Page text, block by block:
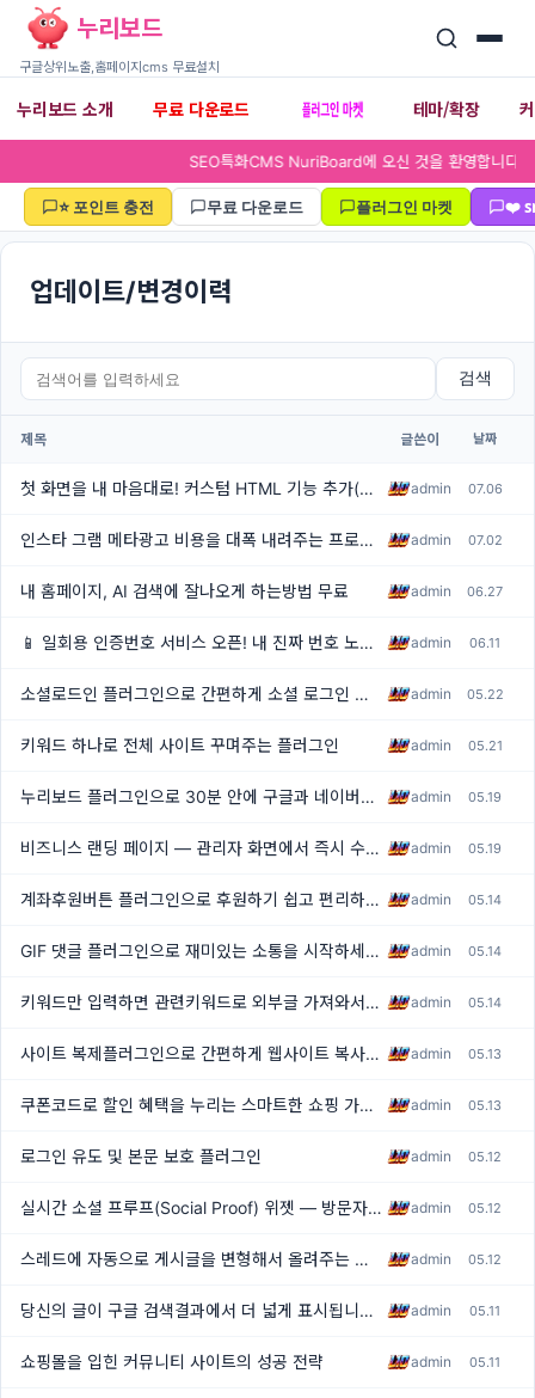
누리보드
구글상위노출,홈페이지cms 무료설치
누리보드 소개 무료 다운로드 플러그인 마켓 테마/확장
SEO특화CMS NuriBoard
⭐ 포인트 충전 무료 다운로드 플러그인 마켓 ❤️
업데이트/변경이력
검색
제목 글쓴이 날짜
첫 화면을 내 마음대로! 커스텀 HTML 기능 추가(업데이트) admin 07.06
인스타 그램 메타광고 비용을 대폭 내려주는 프로그램을 개발했습니다 admin 07.02
내 홈페이지, AI 검색에 잘나오게 하는방법 무료 admin 06.27
📱 일회용 인증번호 서비스 오픈! 내 진짜 번호 노출 없이 가입하세요 admin 06.11
소셜로드인 플러그인으로 간편하게 소셜 로그인 구현하기 admin 05.22
키워드 하나로 전체 사이트 꾸며주는 플러그인 admin 05.21
누리보드 플러그인으로 30분 안에 구글과 네이버에 노출되기 admin 05.19
비즈니스 랜딩 페이지 — 관리자 화면에서 즉시 수정하는 업체 전면 소개 페이지 admin 05.19
계좌후원버튼 플러그인으로 후원하기 쉽고 편리하게 만들기 admin 05.14
GIF 댓글 플러그인으로 재미있는 소통을 시작하세요 [1] admin 05.14
키워드만 입력하면 관련키워드로 외부글 가져와서 재생성 해주는 플러그인 admin 05.14
사이트 복제플러그인으로 간편하게 웹사이트 복사하기 admin 05.13
쿠폰코드로 할인 혜택을 누리는 스마트한 쇼핑 가이드 [1]admin 05.13
로그인 유도 및 본문 보호 플러그인 admin 05.12
실시간 소셜 프루프(Social Proof) 위젯 — 방문자의 시선을 잡아두는 가장 쉬운 방법 admin 05.12
스레드에 자동으로 게시글을 변형해서 올려주는 플러그인 admin 05.12
당신의 글이 구글 검색결과에서 더 넓게 표시됩니다[목차플러그인] admin 05.11
쇼핑몰을 입힌 커뮤니티 사이트의 성공 전략 admin 05.11